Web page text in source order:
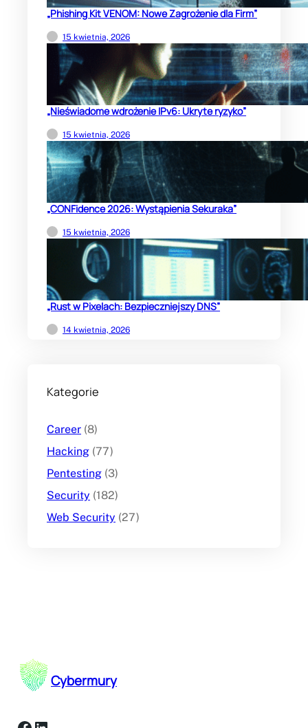
„Phishing Kit VENOM: Nowe Zagrożenie dla Firm”
15 kwietnia, 2026
„Nieświadome wdrożenie IPv6: Ukryte ryzyko”
15 kwietnia, 2026
„CONFidence 2026: Wystąpienia Sekuraka”
15 kwietnia, 2026
„Rust w Pixelach: Bezpieczniejszy DNS”
14 kwietnia, 2026
Kategorie
Career (8)
Hacking (77)
Pentesting (3)
Security (182)
Web Security (27)
Cybermury